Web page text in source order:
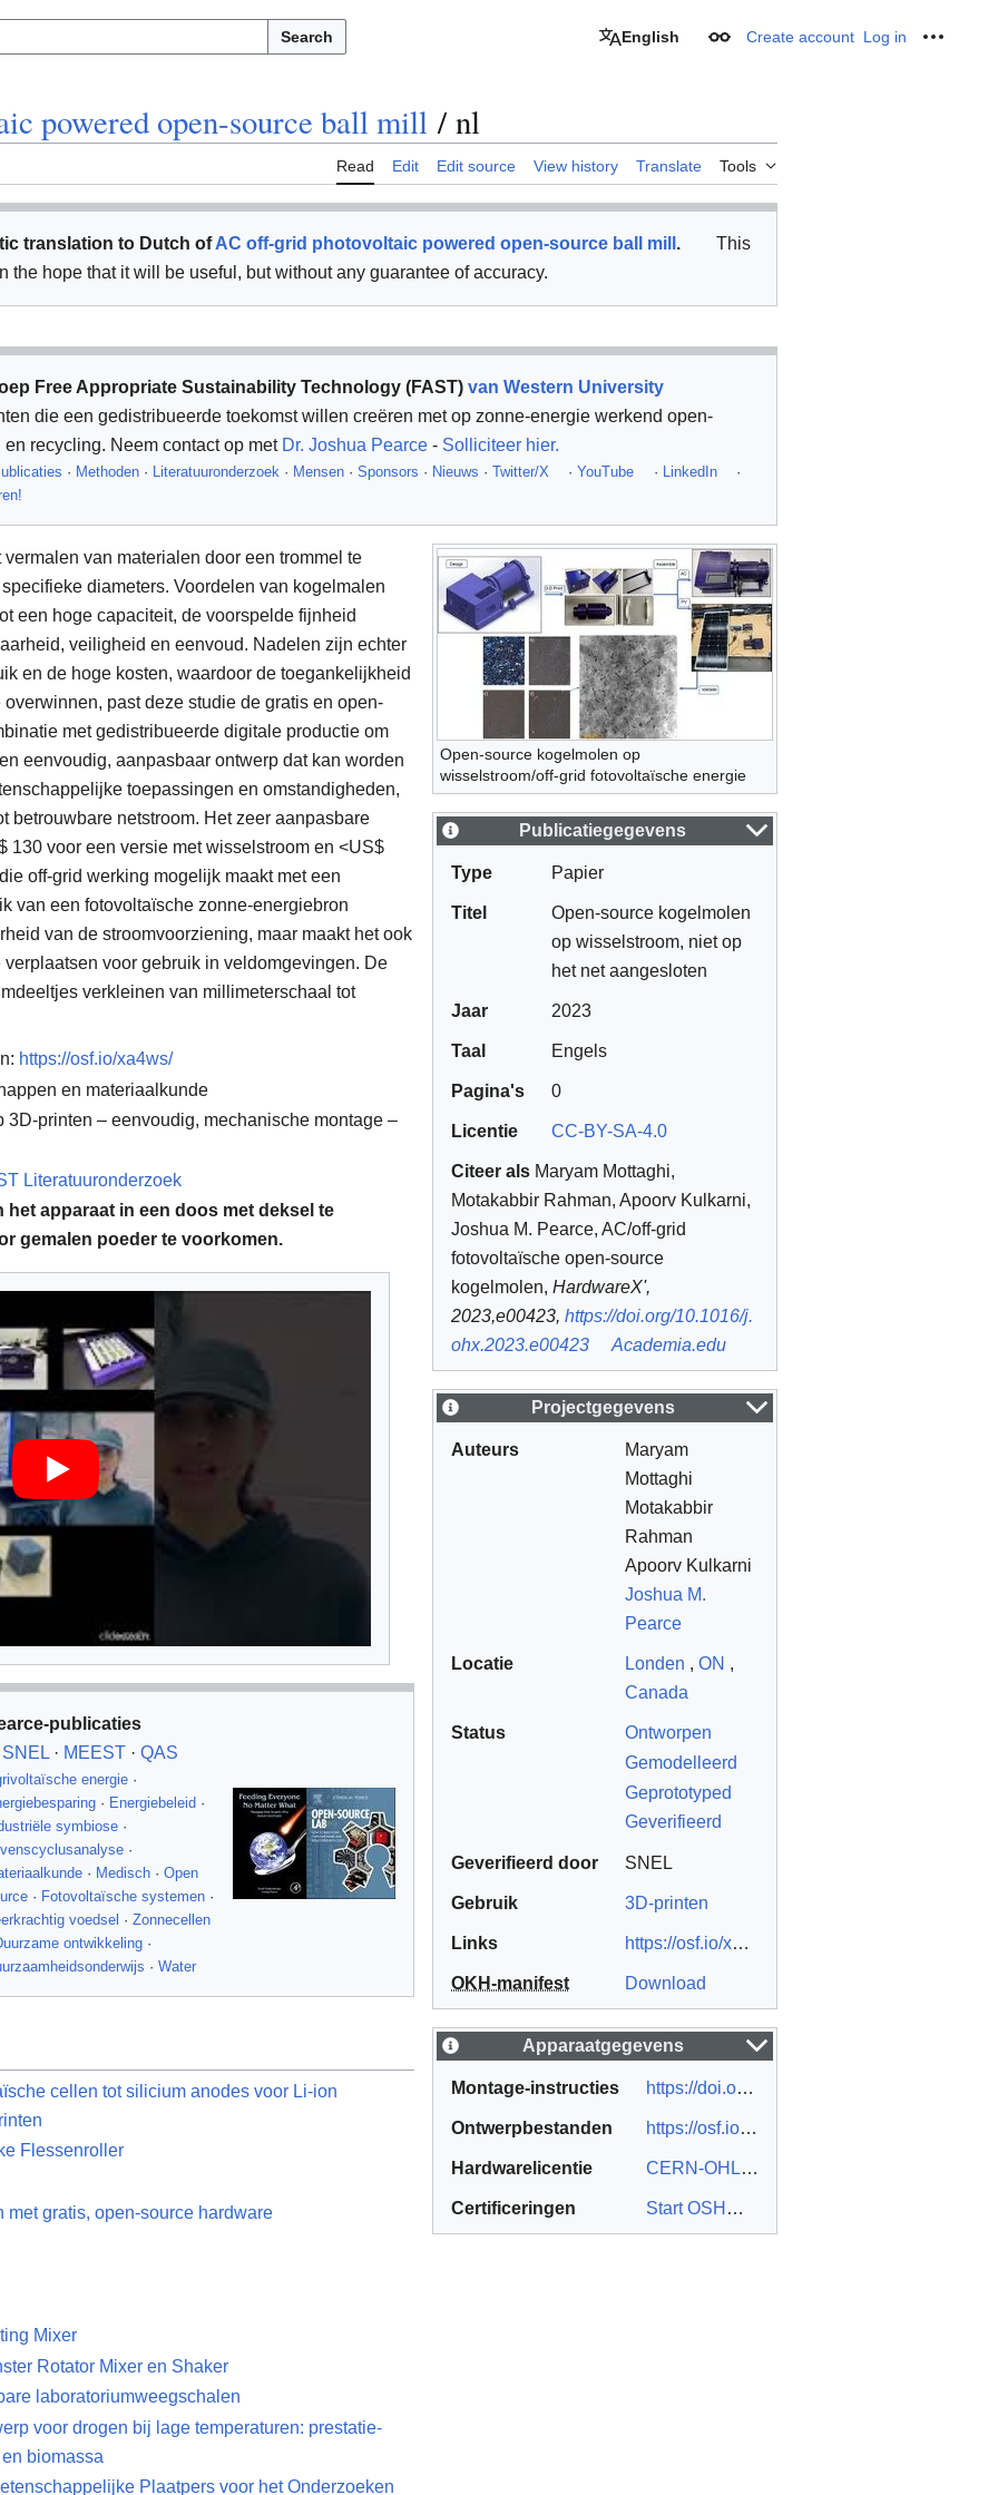
Search English Appearance
Create account Log in
powered open-source ball mill / nl
Read Edit Edit source View history Translate Tools
translation to Dutch ofAC off-grid photovoltaic powered open-source ball mill .
This
the hope that it will be useful, but without any guarantee of accuracy.
Free Appropriate Sustainability Technology (FAST) van Western University
die een gedistribueerde toekomst willen creëren met op zonne-energie werkend open-
recycling. Neem contact op met Dr. Joshua Pearce - Solliciteer hier.
· Methoden · Literatuuronderzoek · Mensen · Sponsors · Nieuws · Twitter/X ·YouTube · LinkedIn
·
Open-source kogelmolen op
wisselstroom/off-grid fotovoltaïsche energie
Publicatiegegevens
Type Papier
Titel
Open-source kogelmolen
op wisselstroom, niet op
het net aangesloten
Jaar 2023
Taal Engels
Pagina's 0
Licentie CC-BY-SA-4.0
Citeer als Maryam Mottaghi,
Motakabbir Rahman, Apoorv Kulkarni,
Joshua M. Pearce, AC/off-grid
fotovoltaïsche open-source
kogelmolen, HardwareX',
2023,e00423, https://doi.org/10.1016/j.
ohx.2023.e00423
Academia.edu
Projectgegevens
Auteurs
Maryam
Mottaghi
Motakabbir
Rahman
Apoorv Kulkarni
Joshua M.
Pearce
Locatie Londen , ON ,
Canada
Status
Ontworpen
Gemodelleerd
Geprototyped
Geverifieerd
Geverifieerd door SNEL
Gebruik 3D-printen
Links https://osf.io/xa4ws/
OKH-manifest Download
Apparaatgegevens
Montage-instructies https://doi.org/10.1016/j.ohx.2023.e00423
Ontwerpbestanden https://osf.io/xa4ws/
Hardwarelicentie CERN-OHL-S
Certificeringen Start OSHWA-certificering
van materialen door een trommel te
diameters. Voordelen van kogelmalen
een hoge capaciteit, de voorspelde fijnheid
veiligheid en eenvoud. Nadelen zijn echter
en de hoge kosten, waardoor de toegankelijkheid
past deze studie de gratis en open-
met gedistribueerde digitale productie om
eenvoudig, aanpasbaar ontwerp dat kan worden
toepassingen en omstandigheden,
betrouwbare netstroom. Het zeer aanpasbare
130 voor een versie met wisselstroom en <US$
off-grid werking mogelijk maakt met een
van een fotovoltaïsche zonne-energiebron
van de stroomvoorziening, maar maakt het ook
voor gebruik in veldomgevingen. De
verkleinen van millimeterschaal tot
https://osf.io/xa4ws/
en materiaalkunde
3D-printen – eenvoudig, mechanische montage –
Literatuuronderzoek
het apparaat in een doos met deksel te
gemalen poeder te voorkomen.
publicaties
SNEL · MEEST · QAS
energie ·
· Energiebeleid ·
symbiose ·
·
· Medisch · Open
· Fotovoltaïsche systemen ·
voedsel · Zonnecellen
ontwikkeling ·
· Water
cellen tot silicium anodes voor Li-ion
Flessenroller
gratis, open-source hardware
Mixer
Rotator Mixer en Shaker
laboratoriumweegschalen
voor drogen bij lage temperaturen: prestatie-
biomassa
Plaatpers voor het Onderzoeken